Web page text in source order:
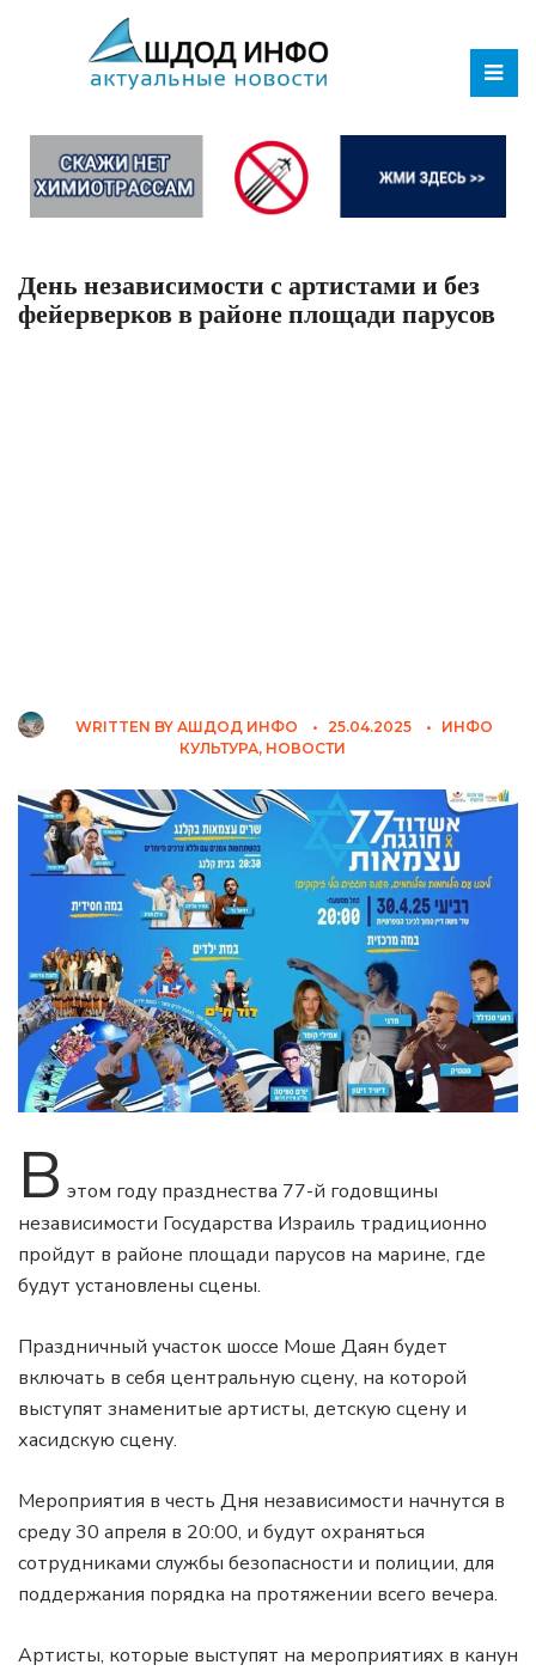
День независимости с артистами и без
фейерверков в районе площади парусов
WRITTEN BY АШДОД ИНФО • 25.04.2025 •
ИНФО
КУЛЬТУРА, НОВОСТИ
В этом году празднества 77-й годовщины
независимости Государства Израиль традиционно
пройдут в районе площади парусов на марине, где
будут установлены сцены.
Праздничный участок шоссе Моше Даян будет
включать в себя центральную сцену, на которой
выступят знаменитые артисты, детскую сцену и
хасидскую сцену.
Мероприятия в честь Дня независимости начнутся в
среду 30 апреля в 20:00, и будут охраняться
сотрудниками службы безопасности и полиции, для
поддержания порядка на протяжении всего вечера.
Артисты, которые выступят на мероприятиях в канун